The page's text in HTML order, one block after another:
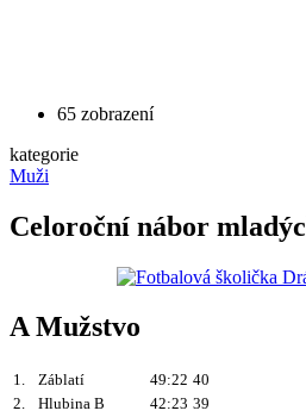
65 zobrazení
kategorie
Muži
Celoroční nábor
A Mužstvo
1. Záblatí 49:22 40
2.
Hlubina B 42:23 39